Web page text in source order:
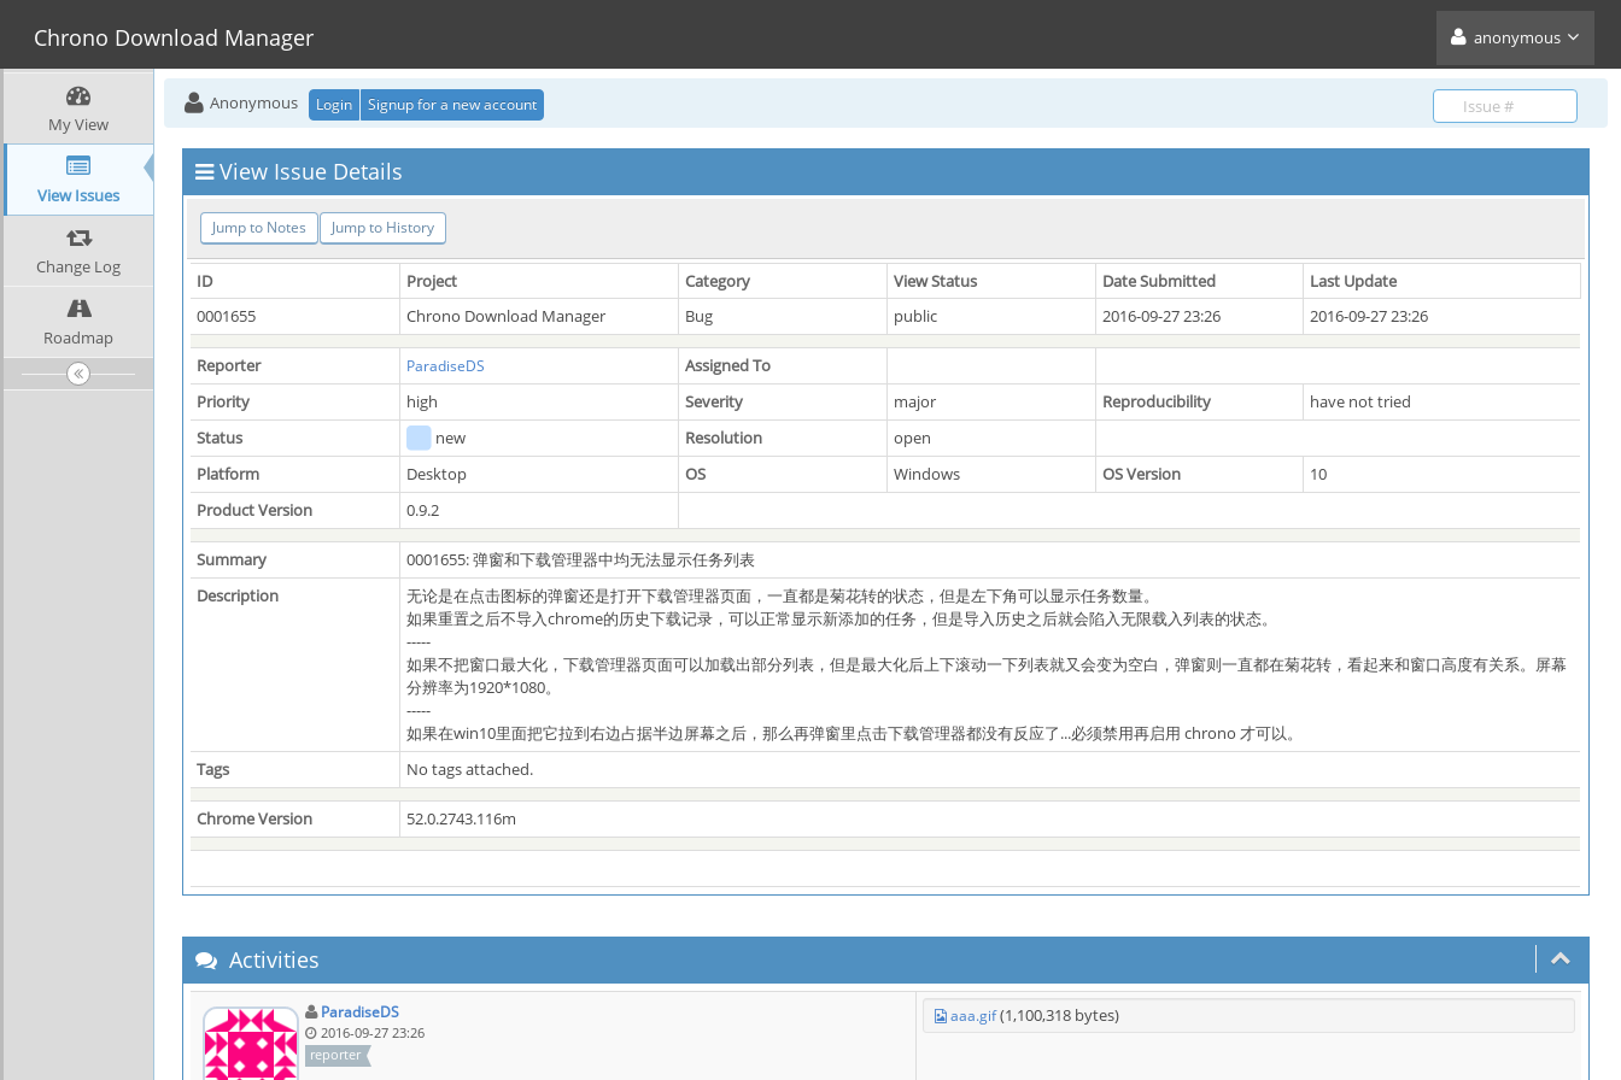
Chrono Download Manager anonymous
My View
View Issues
Change Log
Roadmap
Anonymous Login Signup for a new account
View Issue Details
Jump to Notes Jump to History
ID Project Category View Status Date Submitted
Last Update
0001655
Chrono Download Manager Bug public 2016-09-27 23:26 2016-09-27 23:26
Reporter ParadiseDS
Assigned To
Priority
high Severity major Reproducibility
have not tried
Status
new Resolution
open
Platform
Desktop OS Windows OS Version
10
Product Version
0.9.2
Summary
0001655: 弹窗和下载管理器中均无法显示任务列表
Description
无论是在点击图标的弹窗还是打开下载管理器页面，一直都是菊花转的状态，但是左下角可以显示任务数量。
如果重置之后不导入chrome的历史下载记录，可以正常显示新添加的任务，但是导入历史之后就会陷入无限载入列表的状态。
-----
如果不把窗口最大化，下载管理器页面可以加载出部分列表，但是最大化后上下滚动一下列表就又会变为空白，弹窗则一直都在菊花转，看起来和窗口高度有关系。屏幕
分辨率为1920*1080。
-----
如果在win10里面把它拉到右边占据半边屏幕之后，那么再弹窗里点击下载管理器都没有反应了...必须禁用再启用 chrono 才可以。
Tags
No tags attached.
Chrome Version 52.0.2743.116m
Activities
ParadiseDS
2016-09-27 23:26
reporter
aaa.gif(1,100,318 bytes)